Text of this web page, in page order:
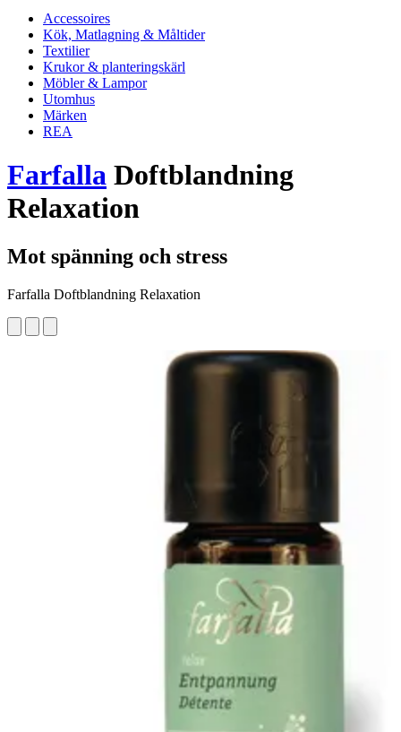
Accessoires
Kök, Matlagning & Måltider
Textilier
Krukor & planteringskärl
Möbler & Lampor
Utomhus
Märken
REA
Farfalla Doftblandning
Relaxation
Mot spänning och stress
Farfalla Doftblandning Relaxation